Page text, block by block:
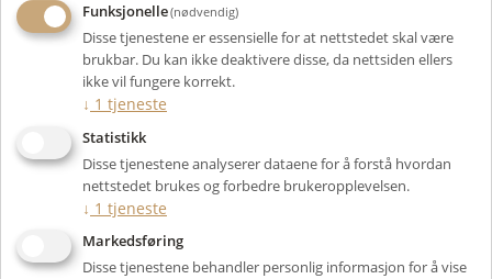
Funksjonelle(nødvendig)
Disse tjenestene er essensielle for at nettstedet skal være
brukbar. Du kan ikke deaktivere disse, da nettsiden ellers
ikke vil fungere korrekt.
↓ 1 tjeneste
Statistikk
Disse tjenestene analyserer dataene for å forstå hvordan
nettstedet brukes og forbedre brukeropplevelsen.
↓ 1 tjeneste
Markedsføring
Disse tjenestene behandler personlig informasjon for å vise